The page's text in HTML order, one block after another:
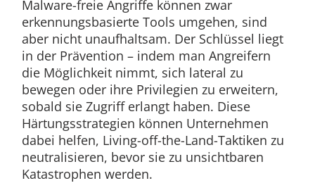
Malware-freie Angriffe können zwar
erkennungsbasierte Tools umgehen, sind
aber nicht unaufhaltsam. Der Schlüssel liegt
in der Prävention – indem man Angreifern
die Möglichkeit nimmt, sich lateral zu
bewegen oder ihre Privilegien zu erweitern,
sobald sie Zugriff erlangt haben. Diese
Härtungsstrategien können Unternehmen
dabei helfen, Living-off-the-Land-Taktiken zu
neutralisieren, bevor sie zu unsichtbaren
Katastrophen werden.